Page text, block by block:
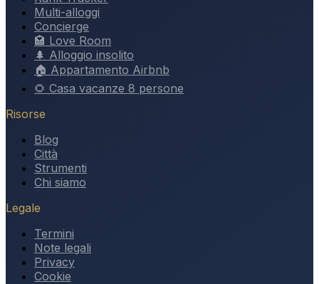
Multi-alloggi
Concierge
🏩 Love Room
🌲 Alloggio insolito
🏠 Appartamento Airbnb
🌻 Casa vacanze 8 persone
Risorse
Blog
Città
Strumenti
Chi siamo
Legale
Termini
Note legali
Privacy
Cookie